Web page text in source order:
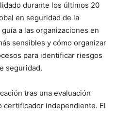
durante los últimos 20
en seguridad de la
a las organizaciones en
sensibles y cómo organizar
para identificar riesgos
seguridad.
tras una evaluación
certificador independiente. El